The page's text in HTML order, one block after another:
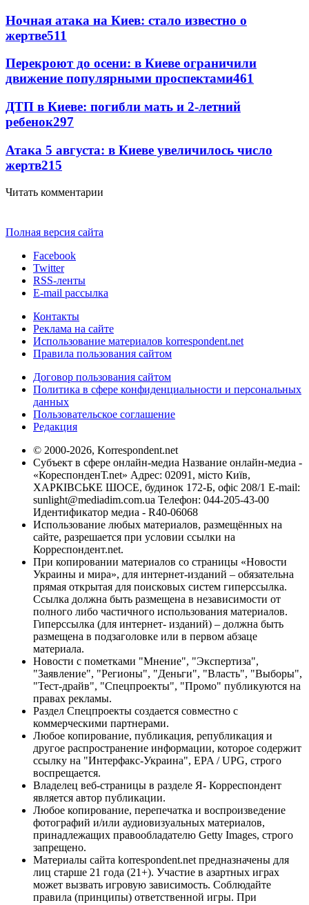
Ночная атака на Киев: стало известно о
жертве511
Перекроют до осени: в Киеве ограничили
движение популярными проспектами461
ДТП в Киеве: погибли мать и 2-летний
ребенок297
Атака 5 августа: в Киеве увеличилось число
жертв215
Читать комментарии
Полная версия сайта
Facebook
Twitter
RSS-ленты
E-mail рассылка
Контакты
Реклама на сайте
Использование материалов korrespondent.net
Правила пользования сайтом
Договор пользования сайтом
Политика в сфере конфиденциальности и персональных
данных
Пользовательское соглашение
Редакция
© 2000-2026, Korrespondent.net
Субъект в сфере онлайн-медиа Название онлайн-медиа -
«КореспонденТ.net» Адрес: 02091, місто Київ,
ХАРКІВСЬКЕ ШОСЕ, будинок 172-Б, офіс 208/1 E-mail:
sunlight@mediadim.com.ua Телефон: 044-205-43-00
Идентификатор медиа - R40-06068
Использование любых материалов, размещённых на
сайте, разрешается при условии ссылки на
Корреспондент.net.
При копировании материалов со страницы «Новости
Украины и мира», для интернет-изданий – обязательна
прямая открытая для поисковых систем гиперссылка.
Ссылка должна быть размещена в независимости от
полного либо частичного использования материалов.
Гиперссылка (для интернет- изданий) – должна быть
размещена в подзаголовке или в первом абзаце
материала.
Новости с пометками "Мнение", "Экспертиза",
"Заявление", "Регионы", "Деньги", "Власть", "Выборы",
"Тест-драйв", "Спецпроекты", "Промо" публикуются на
правах рекламы.
Раздел Спецпроекты создается совместно с
коммерческими партнерами.
Любое копирование, публикация, републикация и
другое распространение информации, которое содержит
ссылку на "Интерфакс-Украина", EPA / UPG, строго
воспрещается.
Владелец веб-страницы в разделе Я- Корреспондент
является автор публикации.
Любое копирование, перепечатка и воспроизведение
фотографий и/или аудиовизуальных материалов,
принадлежащих правообладателю Getty Images, строго
запрещено.
Материалы сайта korrespondent.net предназначены для
лиц старше 21 года (21+). Участие в азартных играх
может вызвать игровую зависимость. Соблюдайте
правила (принципы) ответственной игры. При